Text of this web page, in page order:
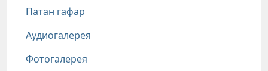
Патан гафар
Аудиогалерея
Фотогалерея